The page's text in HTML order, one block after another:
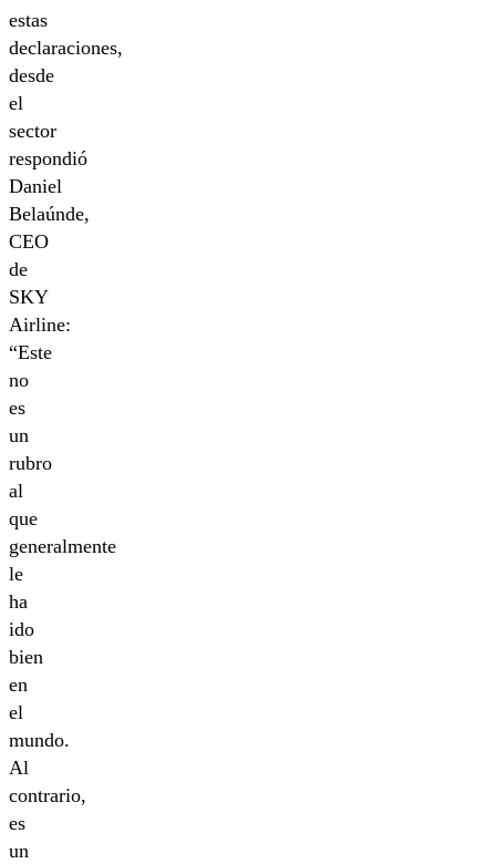
estas
declaraciones,
desde
el
sector
respondió
Daniel
Belaúnde,
CEO
de
SKY
Airline:
“Este
no
es
un
rubro
al
que
generalmente
le
ha
ido
bien
en
el
mundo.
Al
contrario,
es
un